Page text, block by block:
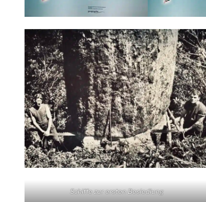
Schiffe zur ersten Besiedlung